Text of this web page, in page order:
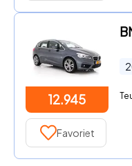
12.945
Favoriet